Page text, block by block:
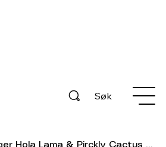
Søk
Gemar lateksballonger Hola Lama & Pirckly Cactus 33cm 5stk